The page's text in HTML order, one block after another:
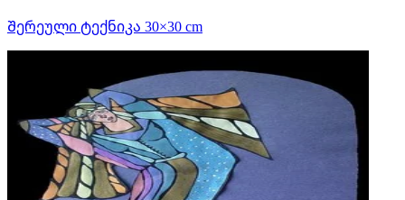
Შერეული ტექნიკა 30×30 cm